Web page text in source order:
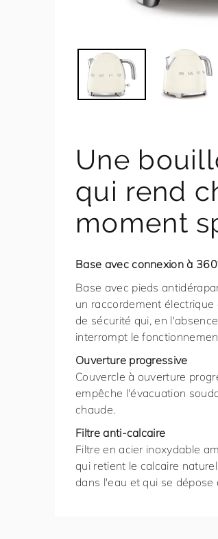
Une
qui rend
moment
Base avec connexion à
Base avec pieds
un raccordement électrique
de sécurité qui, en
interrompt le
Ouverture progressive
Couvercle à ouverture
empêche l'évacuation
chaude.
Filtre anti-calcaire
Filtre en acier inoxydable
qui retient le calcaire
dans l'eau et qui se dépose